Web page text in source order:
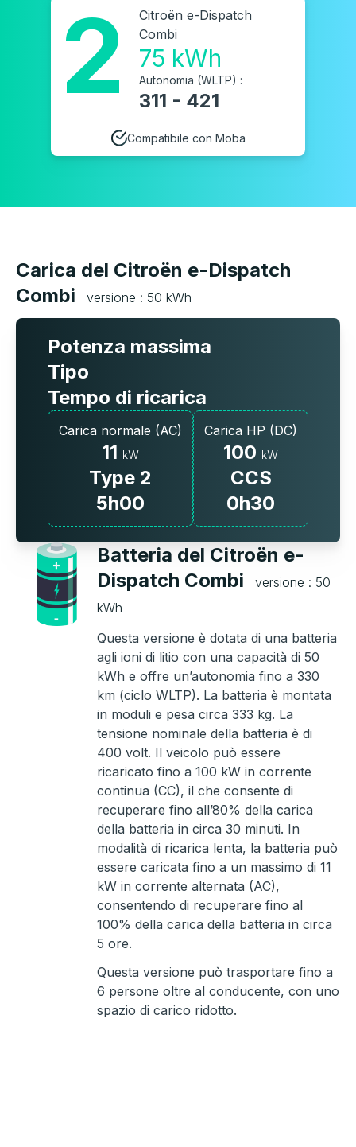
2
Citroën e-Dispatch
Combi
75 kWh
Autonomia (WLTP) :
311 - 421
Compatibile con Moba
Carica del Citroën e-Dispatch
Combi
versione : 50 kWh
Potenza massima
Tipo
Tempo di ricarica
Carica normale (AC)
11 kW
Type 2
5h00
Carica HP (DC)
100 kW
CCS
0h30
Batteria del Citroën e-
Dispatch Combi
versione : 50
kWh
Questa versione è dotata di una batteria
agli ioni di litio con una capacità di 50
kWh e offre un’autonomia fino a 330
km (ciclo WLTP). La batteria è montata
in moduli e pesa circa 333 kg. La
tensione nominale della batteria è di
400 volt. Il veicolo può essere
ricaricato fino a 100 kW in corrente
continua (CC), il che consente di
recuperare fino all’80% della carica
della batteria in circa 30 minuti. In
modalità di ricarica lenta, la batteria può
essere caricata fino a un massimo di 11
kW in corrente alternata (AC),
consentendo di recuperare fino al
100% della carica della batteria in circa
5 ore.
Questa versione può trasportare fino a
6 persone oltre al conducente, con uno
spazio di carico ridotto.